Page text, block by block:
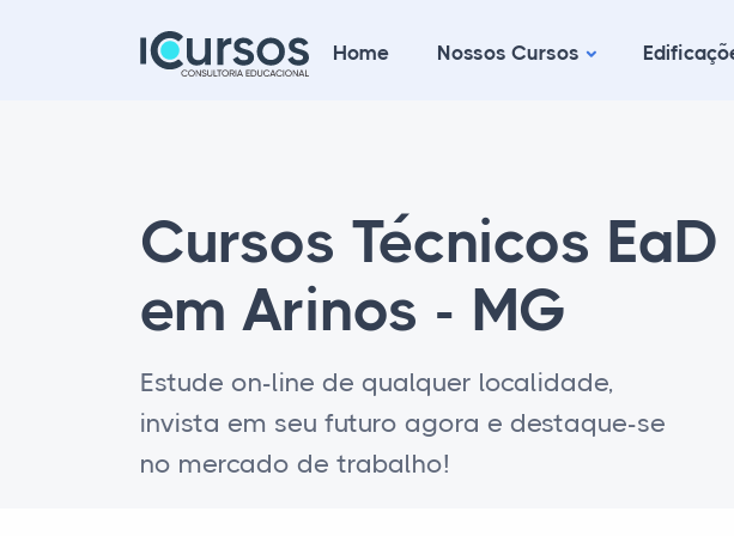
Home Nossos Cursos
Cursos Técnicos EaD
em Arinos - MG
Estude on-line de qualquer localidade,
invista em seu futuro agora e destaque-se
no mercado de trabalho!